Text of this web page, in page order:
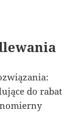
do rabat